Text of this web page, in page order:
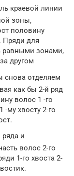
краевой линии
зоны,
половину
Пряди для
равными зонами,
другом
снова отделяем
как бы 2-й ряд
волос 1 -го
-му хвосту 2-го
ряда и
волос 2-го
1-го хвоста 2-